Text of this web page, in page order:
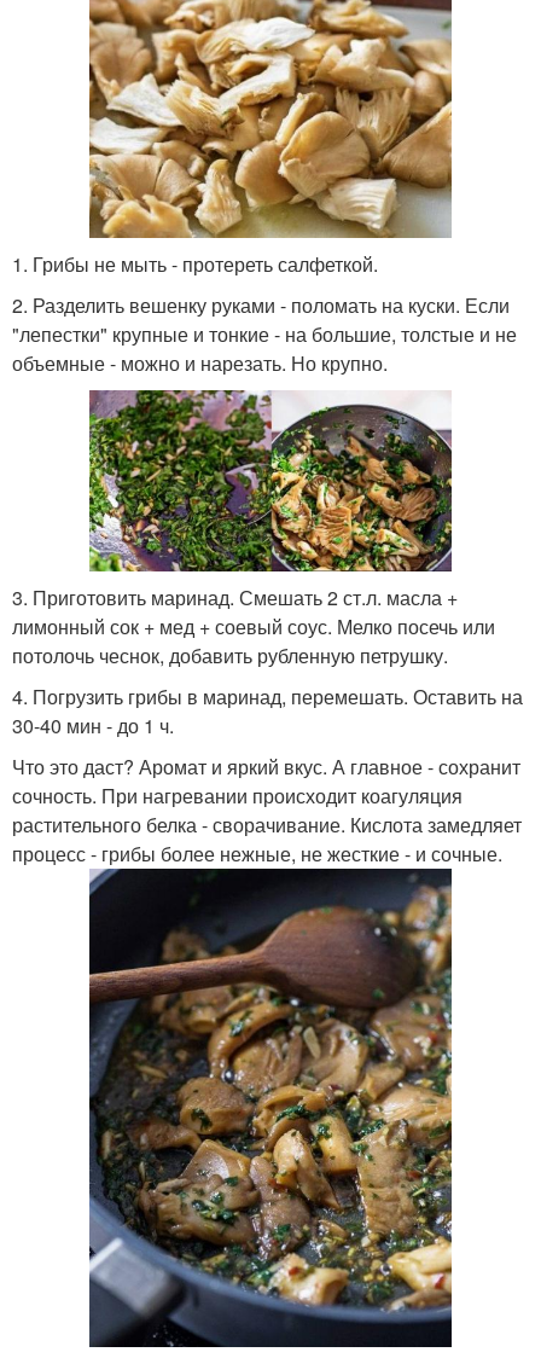
1. Грибы не мыть - протереть салфеткой.
2. Разделить вешенку руками - поломать на куски. Если
"лепестки" крупные и тонкие - на большие, толстые и не
объемные - можно и нарезать. Но крупно.
3. Приготовить маринад. Смешать 2 ст.л. масла +
лимонный сок + мед + соевый соус. Мелко посечь или
потолочь чеснок, добавить рубленную петрушку.
4. Погрузить грибы в маринад, перемешать. Оставить на
30-40 мин - до 1 ч.
Что это даст? Аромат и яркий вкус. А главное - сохранит
сочность. При нагревании происходит коагуляция
растительного белка - сворачивание. Кислота замедляет
процесс - грибы более нежные, не жесткие - и сочные.